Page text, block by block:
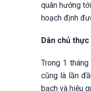
quân hướng
hoạch định
Dân chủ
Trong 1
cũng là lần
bạch và hiệu